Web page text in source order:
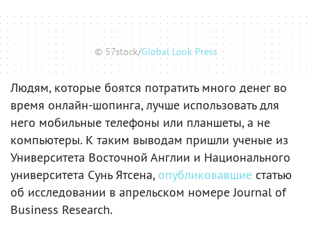
© 57stock/Global Look Press
Людям, которые боятся потратить много денег во
время онлайн-шопинга, лучше использовать для
него мобильные телефоны или планшеты, а не
компьютеры. К таким выводам пришли ученые из
Университета Восточной Англии и Национального
университета Сунь Ятсена, опубликовавшие статью
об исследовании в апрельском номере Journal of
Business Research.